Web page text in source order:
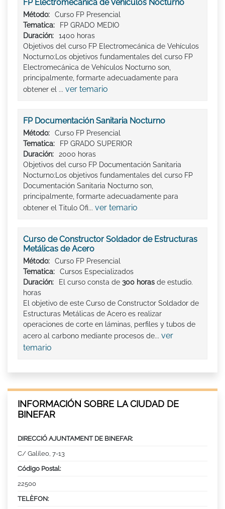
FP Electromecánica de Vehículos Nocturno
Método:
Curso FP Presencial
Tematica:
FP GRADO MEDIO
Duración:
1400 horas
Objetivos del curso FP Electromecánica de Vehículos
Nocturno:Los objetivos fundamentales del curso FP
Electromecánica de Vehículos Nocturno son,
principalmente, formarte adecuadamente para
obtener el ... ver temario
FP Documentación Sanitaria Nocturno
Método:
Curso FP Presencial
Tematica:
FP GRADO SUPERIOR
Duración:
2000 horas
Objetivos del curso FP Documentación Sanitaria
Nocturno:Los objetivos fundamentales del curso FP
Documentación Sanitaria Nocturno son,
principalmente, formarte adecuadamente para
obtener el Titulo Ofi... ver temario
Curso de Constructor Soldador de Estructuras
Metálicas de Acero
Método:
Curso FP Presencial
Tematica:
Cursos Especializados
Duración:
El curso consta de 300 horas de estudio.
horas
El objetivo de este Curso de Constructor Soldador de
Estructuras Metálicas de Acero es realizar
operaciones de corte en láminas, perfiles y tubos de
acero al carbono mediante procesos de... ver
temario
INFORMACIÓN SOBRE LA CIUDAD DE
BINEFAR
DIRECCIÓ AJUNTAMENT DE BINEFAR:
C/ Galileo, 7-13
Código Postal:
22500
TELÈFON: